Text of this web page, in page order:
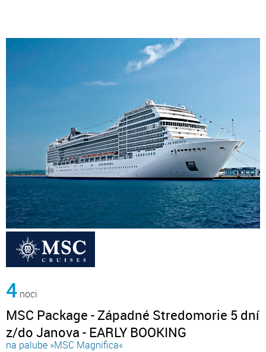
4 noci
MSC Package - Západné Stredomorie 5 dní
z/do Janova - EARLY BOOKING
na palube »MSC Magnifica«